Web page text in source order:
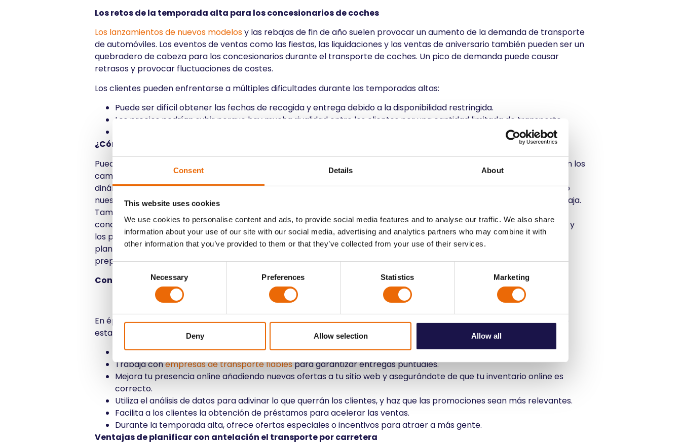
Consent Details About
This website uses cookies
We use cookies to personalise content and ads, to provide social media features and to analyse our traffic. We also share
information about your use of our site with our social media, advertising and analytics partners who may combine it with
other information that you’ve provided to them or that they’ve collected from your use of their services.
Necessary Preferences Statistics Marketing
Deny Allow selection Allow all
Los retos de la temporada alta para los concesionarios de coches
Los lanzamientos de nuevos modelosy las rebajas de fin de año suelen provocar un aumento de la demanda de transporte
de automóviles. Los eventos de ventas como las fiestas, las liquidaciones y las ventas de aniversario también pueden ser un
quebradero de cabeza para los concesionarios durante el transporte de coches. Un pico de demanda puede causar
retrasos y provocar fluctuaciones de costes.
Los clientes pueden enfrentarse a múltiples dificultades durante las temporadas altas:
Puede ser difícil obtener las fechas de recogida y entrega debido a la disponibilidad restringida.
Los precios podrían subir porque hay mucha rivalidad entre los clientes por una cantidad limitada de transporte.
¿Cómo se adapta la autopista de transporte a las fluctuaciones de la demanda?
Puede ser más fácil trasladar tu coche si trabajas con empresas experimentadas que estén acostumbradas a lidiar con los
cambios estacionales. Las autopistas del transporte se adaptan a las fluctuaciones de la demanda mediante precios
dinámicos. Cambiamos las tarifas en función de la demanda para mantener la carga uniforme y aprovechar al máximo
nuestros recursos. Además, ofrecemos una gama de fechas de envío para satisfacer tanto la demanda alta como la baja.
También tenemos una gestión de flota escalable, que nos permite cambiar el tamaño de nuestra flota y utilizar
conductores temporales en momentos de mucho trabajo. Al integrar tecnologías comoel seguimiento en tiempo real
y
los procesos automatizados, nuestros sistemas simplifican las operaciones y aumentan la eficacia. En resumen,
planificamos con antelación y hacemos predicciones para ver cómo cambiará la demanda, lo que nos ayuda a
prepararnos para ello.
Consejos para los concesionarios en temporada alta
En épocas de mucho trabajo, puede ser difícil enviar tu coche. Para una experiencia de transporte sin problemas, sigue
estas pautas.
Planifica con antelación para asegurarte de que tienes suficientes existencias.
Trabaja conempresas de transporte fiablespara garantizar entregas puntuales.
Mejora tu presencia online añadiendo nuevas ofertas a tu sitio web y asegurándote de que tu inventario online es
correcto.
Utiliza el análisis de datos para adivinar lo que querrán los clientes, y haz que las promociones sean más relevantes.
Facilita a los clientes la obtención de préstamos para acelerar las ventas.
Durante la temporada alta, ofrece ofertas especiales o incentivos para atraer a más gente.
Ventajas de planificar con antelación el transporte por carretera